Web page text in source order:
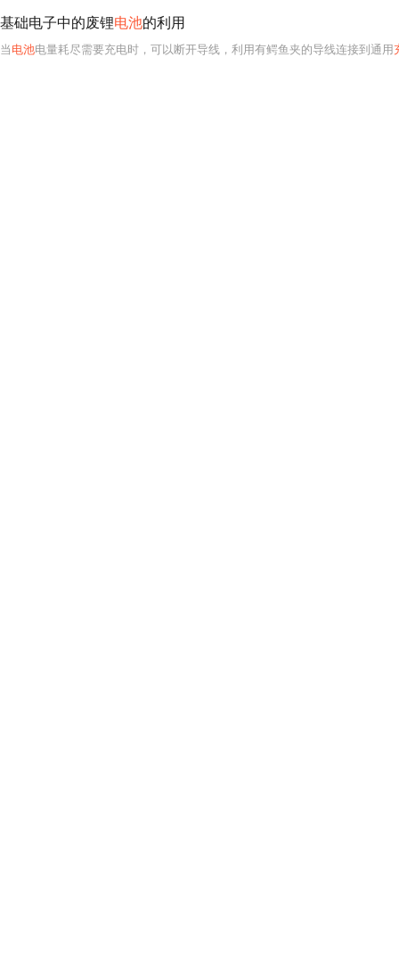
基础电子中的废锂电池的利用
当 电池电量耗尽需要充电时，可以断开导线，利用有鳄鱼夹的导线连接到通用